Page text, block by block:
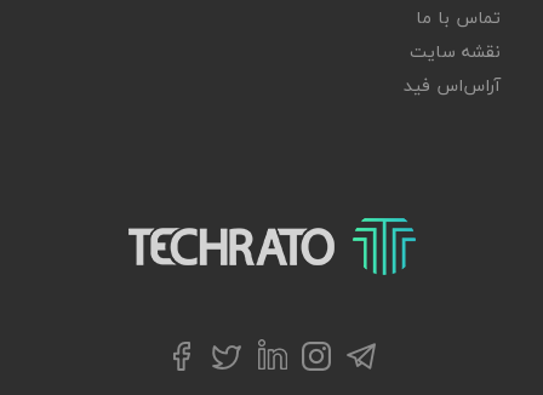
تماس با ما
نقشه سایت
آر‌اس‌اس فید
تکراتو – زندگی با تکنولوژی
تلگراماینستاگرام
لینکداینتوییترفیسبوک